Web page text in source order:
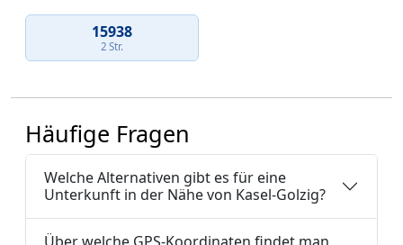
15938
2 Str.
Häufige Fragen
Welche Alternativen gibt es für eine
Unterkunft in der Nähe von Kasel-Golzig?